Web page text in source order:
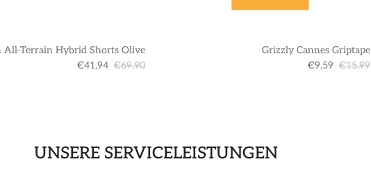
All-Terrain Hybrid Shorts Olive
€41,94 €69,90
Grizzly Cannes Griptape
€9,59 €15,99
UNSERE SERVICELEISTUNGEN